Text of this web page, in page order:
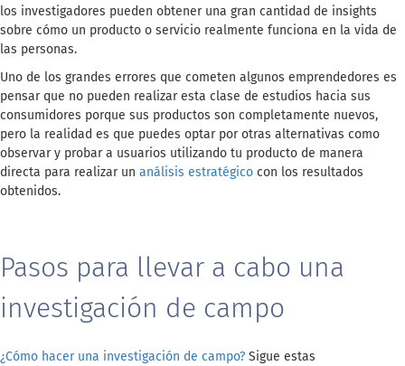
los investigadores pueden obtener una gran cantidad de insights
sobre cómo un producto o servicio realmente funciona en la vida de
las personas.
Uno de los grandes errores que cometen algunos emprendedores es
pensar que no pueden realizar esta clase de estudios hacia sus
consumidores porque sus productos son completamente nuevos,
pero la realidad es que puedes optar por otras alternativas como
observar y probar a usuarios utilizando tu producto de manera
directa para realizar un análisis estratégico con los resultados
obtenidos.
Pasos para llevar a cabo una
investigación de campo
¿Cómo hacer una investigación de campo? Sigue estas